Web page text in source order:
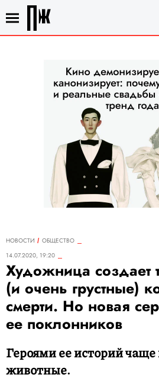
НОВОСТИ
ОБЩЕСТВО
14.07.2020, 19:20
Художница создает
(и очень грустные)
смерти. Но новая
ее поклонников
Героями ее историй чаще
животные.